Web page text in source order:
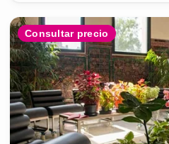
Consultar precio